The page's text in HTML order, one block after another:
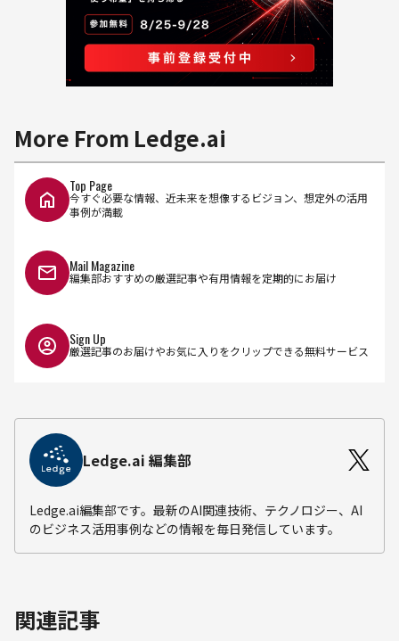
More From Ledge.ai
Top Page
今すぐ必要な情報、近未来を想像するビジョン、想定外の活用
事例が満載
Mail Magazine
編集部おすすめの厳選記事や有用情報を定期的にお届け
Sign Up
厳選記事のお届けやお気に入りをクリップできる無料サービス
Ledge.ai 編集部
Ledge.ai編集部です。最新のAI関連技術、テクノロジー、AI
のビジネス活用事例などの情報を毎日発信しています。
関連記事